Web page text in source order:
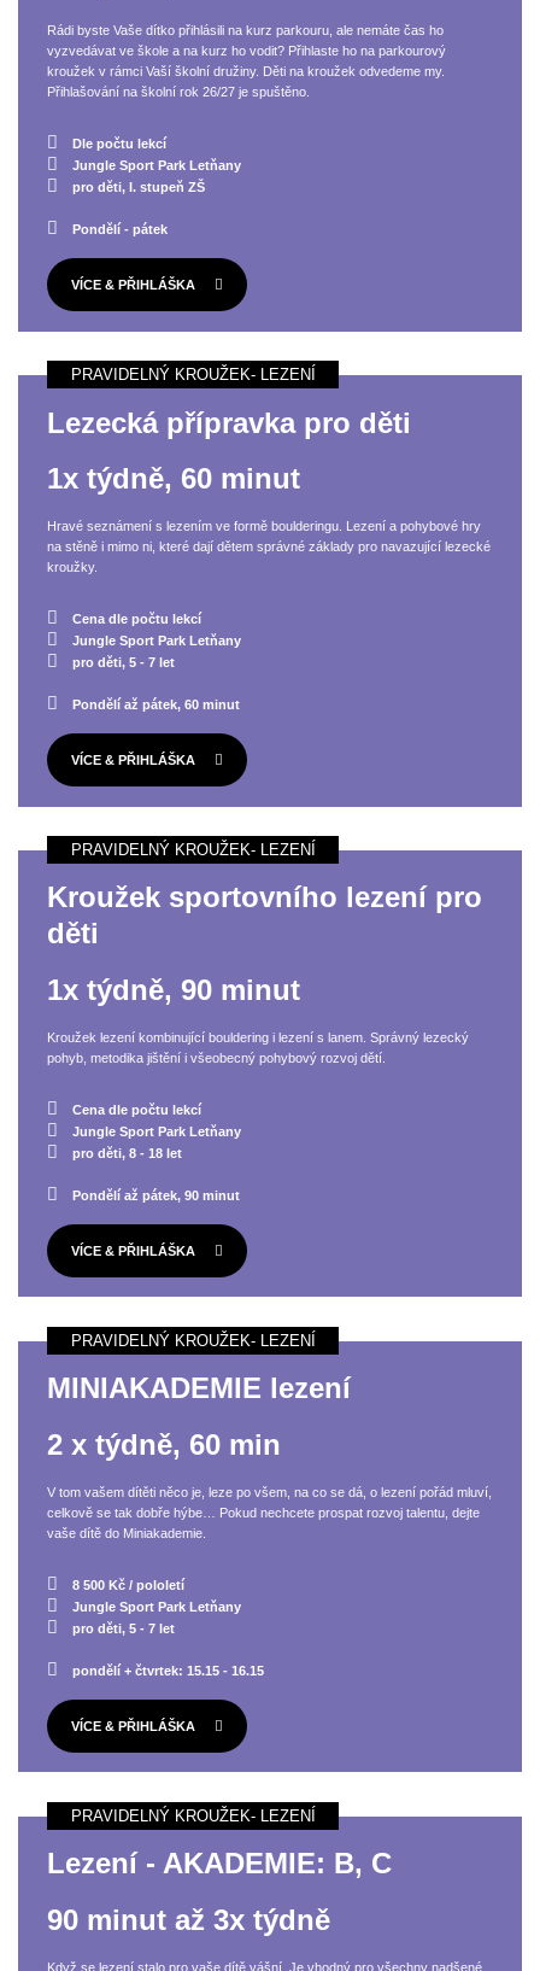
Rádi byste Vaše dítko přihlásili na kurz parkouru, ale nemáte čas ho
vyzvedávat ve škole a na kurz ho vodit? Přihlaste ho na parkourový
kroužek v rámci Vaší školní družiny. Děti na kroužek odvedeme my.
Přihlašování na školní rok 26/27 je spuštěno.
Dle počtu lekcí
Jungle Sport Park Letňany
pro děti, I. stupeň ZŠ
Pondělí - pátek
VÍCE & PŘIHLÁŠKA
Lezecká přípravka pro děti
1x týdně, 60 minut
Hravé seznámení s lezením ve formě boulderingu. Lezení a pohybové hry
na stěně i mimo ni, které dají dětem správné základy pro navazující lezecké
kroužky.
Cena dle počtu lekcí
Jungle Sport Park Letňany
pro děti, 5 - 7 let
Pondělí až pátek, 60 minut
VÍCE & PŘIHLÁŠKA
Kroužek sportovního lezení pro
děti
1x týdně, 90 minut
Kroužek lezení kombinující bouldering i lezení s lanem. Správný lezecký
pohyb, metodika jištění i všeobecný pohybový rozvoj dětí.
Cena dle počtu lekcí
Jungle Sport Park Letňany
pro děti, 8 - 18 let
Pondělí až pátek, 90 minut
VÍCE & PŘIHLÁŠKA
MINIAKADEMIE lezení
2 x týdně, 60 min
V tom vašem dítěti něco je, leze po všem, na co se dá, o lezení pořád mluví,
celkově se tak dobře hýbe… Pokud nechcete prospat rozvoj talentu, dejte
vaše dítě do Miniakademie.
8 500 Kč / pololetí
Jungle Sport Park Letňany
pro děti, 5 - 7 let
pondělí + čtvrtek: 15.15 - 16.15
VÍCE & PŘIHLÁŠKA
Lezení - AKADEMIE: B, C
90 minut až 3x týdně
Když se lezení stalo pro vaše dítě vášní. Je vhodný pro všechny nadšené